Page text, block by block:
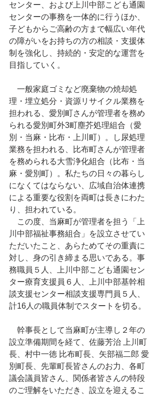
センター、および上川中部こども通園
センターの事務を一体的に行うほか、
子どもからご高齢の方まで幅広い年代
の障がいをお持ちの方の相談・支援体
制を強化し、持続的・安定的な運営を
目指していく。
一般家庭ゴミなど廃棄物の焼却処
理・埋立処分・資源リサイクル業務を
担われる、愛別町さんが管理者を務め
られる愛別町外3町塵芥処理組合（愛
別・当麻・比布・上川町）。し尿処理
業務を担われる、比布町さんが管理者
を務められる大雪浄化組合（比布・当
麻・愛別町）。私たちの日々の暮らし
になくてはならない、広域自治体連携
による重要な役割を両町は長きにわた
り、担われている。
この度、当麻町が管理者を担う「上
川中部福祉事務組合」を設立させてい
ただいたこと、あらためてその重責に
対し、身の引き締まる思いである。事
務職員５人、上川中部こども通園セン
ター療育支援員６人、上川中部基幹相
談支援センター相談支援専門員５人、
計16人の職員体制でスタートを切る。
幹事長として当麻町が主導し２年の
設立準備期間を経て、佐藤芳治 上川町
長、村中一徳 比布町長、矢部福二郎 愛
別町長、先輩町長皆さんのお力、各町
議会議員皆さん、関係者皆さんの特段
のご理解をいただき、設立を迎えるこ